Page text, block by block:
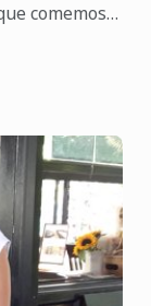
comemos,